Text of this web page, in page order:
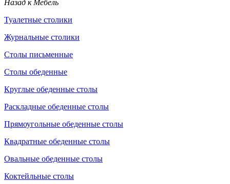
Назад к Мебель
Туалетные столики
Журнальные столики
Столы письменные
Столы обеденные
Круглые обеденные столы
Раскладные обеденные столы
Прямоугольные обеденные столы
Квадратные обеденные столы
Овальные обеденные столы
Коктейльные столы